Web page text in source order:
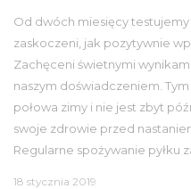
Od dwóch miesięcy
zaskoczeni, jak pozytywnie
Zachęceni świetnymi
naszym doświadczeniem.
połowa zimy i nie jest zbyt
swoje zdrowie przed
Regularne spożywanie pyłku
18 stycznia 2019